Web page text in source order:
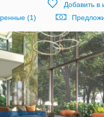
Добавить в
(1)